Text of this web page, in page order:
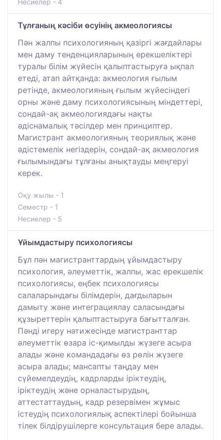
Несиелер - 4
Тұлғаның кәсіби өсуінің акмеологиясы
Пән жалпы психологияның қазіргі жағдайлары
мен даму тенденцияларының ерекшеліктері
туралы білім жүйесін қалыптастыруға ықпал
етеді, атап айтқанда: акмеология ғылым
ретінде, акмеологияның ғылым жүйесіндегі
орны және даму психологиясының міндеттері,
сондай-ақ акмеологиядағы нақты
әдіснамалық тәсілдер мен принциптер.
Магистрант акмеологияның теориялық және
әдістемелік негіздерін, сондай-ақ акмеология
ғылымындағы тұлғаны анықтауды меңгеруі
керек.
Оқу жылы - 1
Семестр - 1
Несиелер - 5
Ұйымдастыру психологиясы
Бұл пән магистранттардың ұйымдастыру
психология, әлеуметтік, жалпы, жас ерекшелік
психологиясы, еңбек психологиясы
салаларындағы білімдерін, дағдыларын
дамыту және интеграциялау саласындағы
құзыреттерін қалыптастыруға бағытталған.
Пәнді игеру нәтижесінде магистранттар
әлеуметтік өзара іс-қимылды жүзеге асыра
алады және командадағы өз рөлін жүзеге
асыра алады; мансапты таңдау мен
сүйемелдеудің, кадрларды іріктеудің,
іріктеудің және орналастырудың,
аттестаттаудың, кадр резервімен жұмыс
істеудің психологиялық аспектілері бойынша
тілек білдірушілерге консультация бере алады.